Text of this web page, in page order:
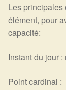
Les principales
élément, pour
capacité:
Instant du jour :
Point cardinal :